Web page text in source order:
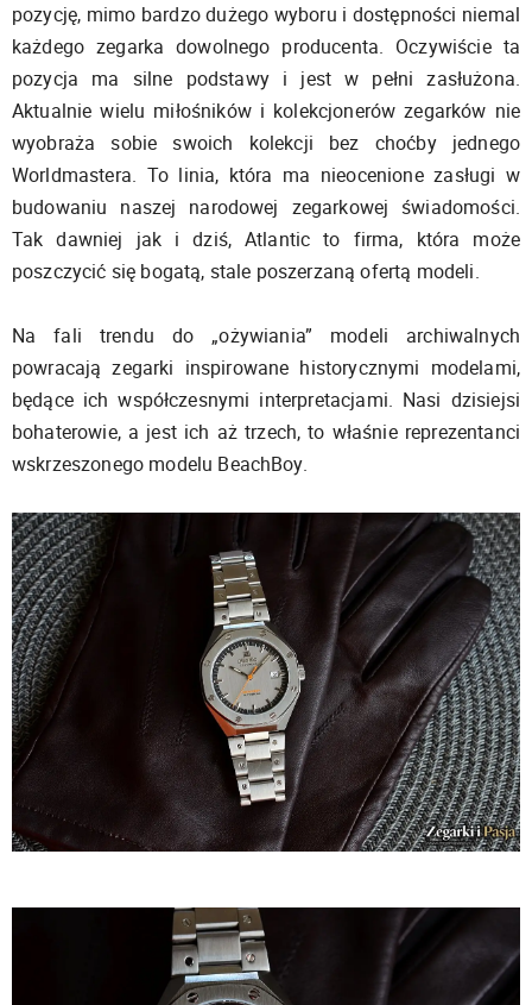
pozycję, mimo bardzo dużego wyboru i dostępności niemal
każdego zegarka dowolnego producenta. Oczywiście ta
pozycja ma silne podstawy i jest w pełni zasłużona.
Aktualnie wielu miłośników i kolekcjonerów zegarków nie
wyobraża sobie swoich kolekcji bez choćby jednego
Worldmastera. To linia, która ma nieocenione zasługi w
budowaniu naszej narodowej zegarkowej świadomości.
Tak dawniej jak i dziś, Atlantic to firma, która może
poszczycić się bogatą, stale poszerzaną ofertą modeli.
Na fali trendu do „ożywiania” modeli archiwalnych
powracają zegarki inspirowane historycznymi modelami,
będące ich współczesnymi interpretacjami. Nasi dzisiejsi
bohaterowie, a jest ich aż trzech, to właśnie reprezentanci
wskrzeszonego modelu BeachBoy.